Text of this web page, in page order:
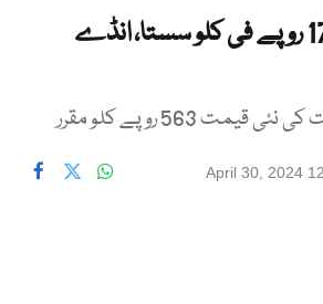
مرغی کا گوشت 17 روپے فی کلو سستا، انڈے
563 روپے کلو مقرر
April 30, 2024